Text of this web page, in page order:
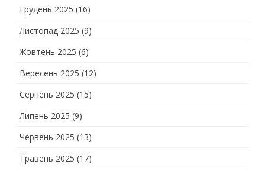
Грудень 2025 (16)
Листопад 2025 (9)
Жовтень 2025 (6)
Вересень 2025 (12)
Серпень 2025 (15)
Липень 2025 (9)
Червень 2025 (13)
Травень 2025 (17)